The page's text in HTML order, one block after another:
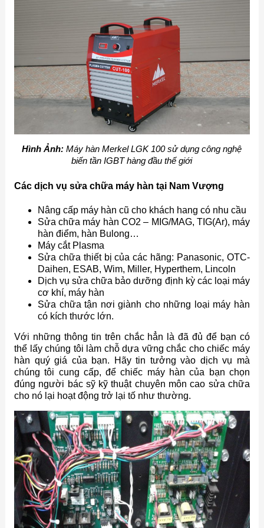
Hình Ảnh: Máy hàn Merkel LGK 100 sử dụng công nghệ
biến tần IGBT hàng đầu thế giới
Các dịch vụ sửa chữa máy hàn tại Nam Vượng
Nâng cấp máy hàn cũ cho khách hang có nhu cầu
Sửa chữa máy hàn CO2 – MIG/MAG, TIG(Ar), máy
hàn điểm, hàn Bulong…
Máy cắt Plasma
Sửa chữa thiết bị của các hãng: Panasonic, OTC-
Daihen, ESAB, Wim, Miller, Hyperthem, Lincoln
Dịch vụ sửa chữa bảo dưỡng định kỳ các loại máy
cơ khí, máy hàn
Sửa chữa tận nơi giành cho những loại máy hàn
có kích thước lớn.
Với những thông tin trên chắc hẳn là đã đủ để bạn có
thể lấy chúng tôi làm chỗ dựa vững chắc cho chiếc máy
hàn quý giá của bạn. Hãy tin tưởng vào dịch vụ mà
chúng tôi cung cấp, để chiếc máy hàn của bạn chọn
đúng người bác sỹ kỹ thuật chuyên môn cao sửa chữa
cho nó lại hoạt động trở lại tố như thường.